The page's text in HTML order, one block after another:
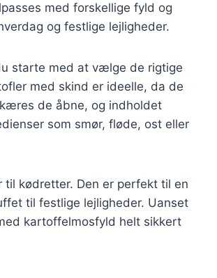
med forskellige fyld og
og festlige lejligheder.
starte med at vælge de rigtige
med skind er ideelle, da de
de åbne, og indholdet
som smør, fløde, ost eller
til kødretter. Den er perfekt til en
til festlige lejligheder. Uanset
kartoffelmosfyld helt sikkert